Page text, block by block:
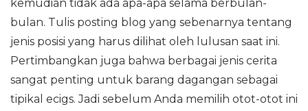
kemudian tidak ada apa-apa selama berbulan-
bulan. Tulis posting blog yang sebenarnya tentang
jenis posisi yang harus dilihat oleh lulusan saat ini.
Pertimbangkan juga bahwa berbagai jenis cerita
sangat penting untuk barang dagangan sebagai
tipikal ecigs. Jadi sebelum Anda memilih otot-otot ini